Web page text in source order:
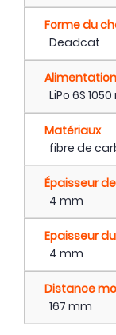
Forme du
Deadcat
LiPo 6S
Matériaux
fibre de
Épaisseur
4 mm
Epaisseur
4 mm
Distance
167 mm